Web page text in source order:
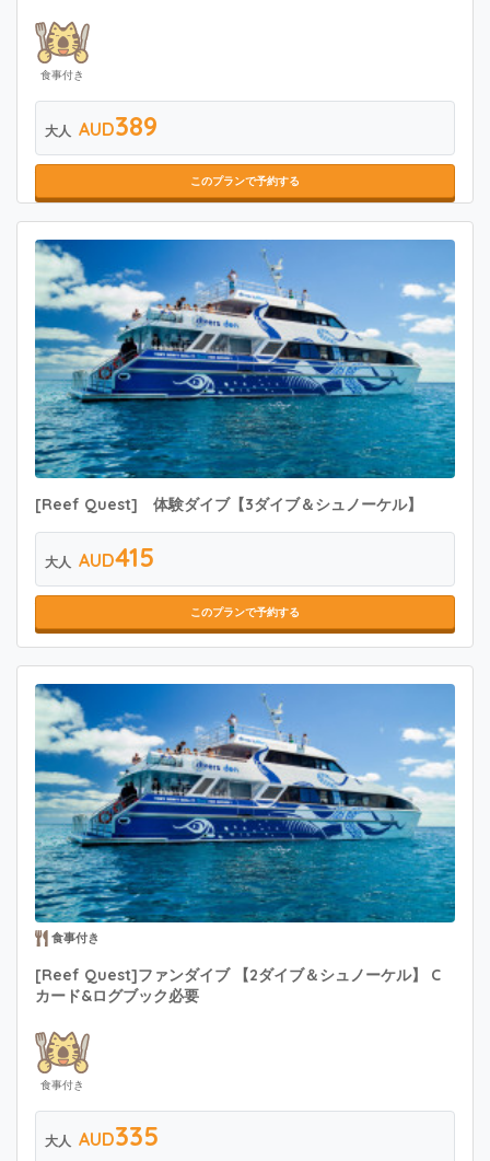
食事付き
大人 AUD389
このプランで予約する
[Reef Quest] 体験ダイブ【3ダイブ＆シュノーケル】
大人 AUD415
このプランで予約する
食事付き
[Reef Quest]ファンダイブ 【2ダイブ＆シュノーケル】 C
カード&ログブック必要
食事付き
大人 AUD335